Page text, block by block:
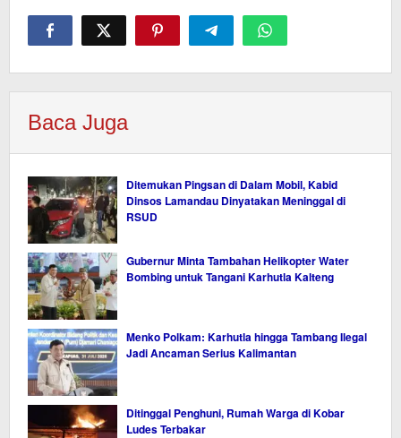
Baca Juga
Ditemukan Pingsan di Dalam Mobil, Kabid
Dinsos Lamandau Dinyatakan Meninggal di
RSUD
Gubernur Minta Tambahan Helikopter Water
Bombing untuk Tangani Karhutla Kalteng
Menko Polkam: Karhutla hingga Tambang Ilegal
Jadi Ancaman Serius Kalimantan
Ditinggal Penghuni, Rumah Warga di Kobar
Ludes Terbakar